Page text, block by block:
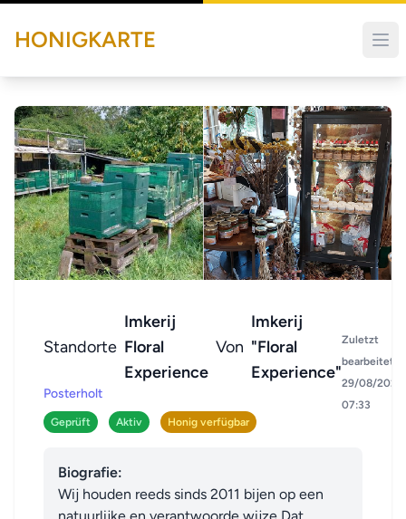
HONIGKARTE
Standorte
Imkerij
Floral
Experience
Von
Imkerij
"Floral
Experience"
Posterholt
Geprüft Aktiv Honig verfügbar
Zuletzt
bearbeitet:
29/08/2024
07:33
Biografie:
Wij houden reeds sinds 2011 bijen op een